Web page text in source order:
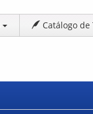
Catálogo de